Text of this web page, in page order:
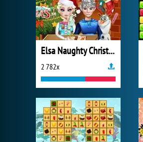
Elsa Naughty Christmas
2 782x